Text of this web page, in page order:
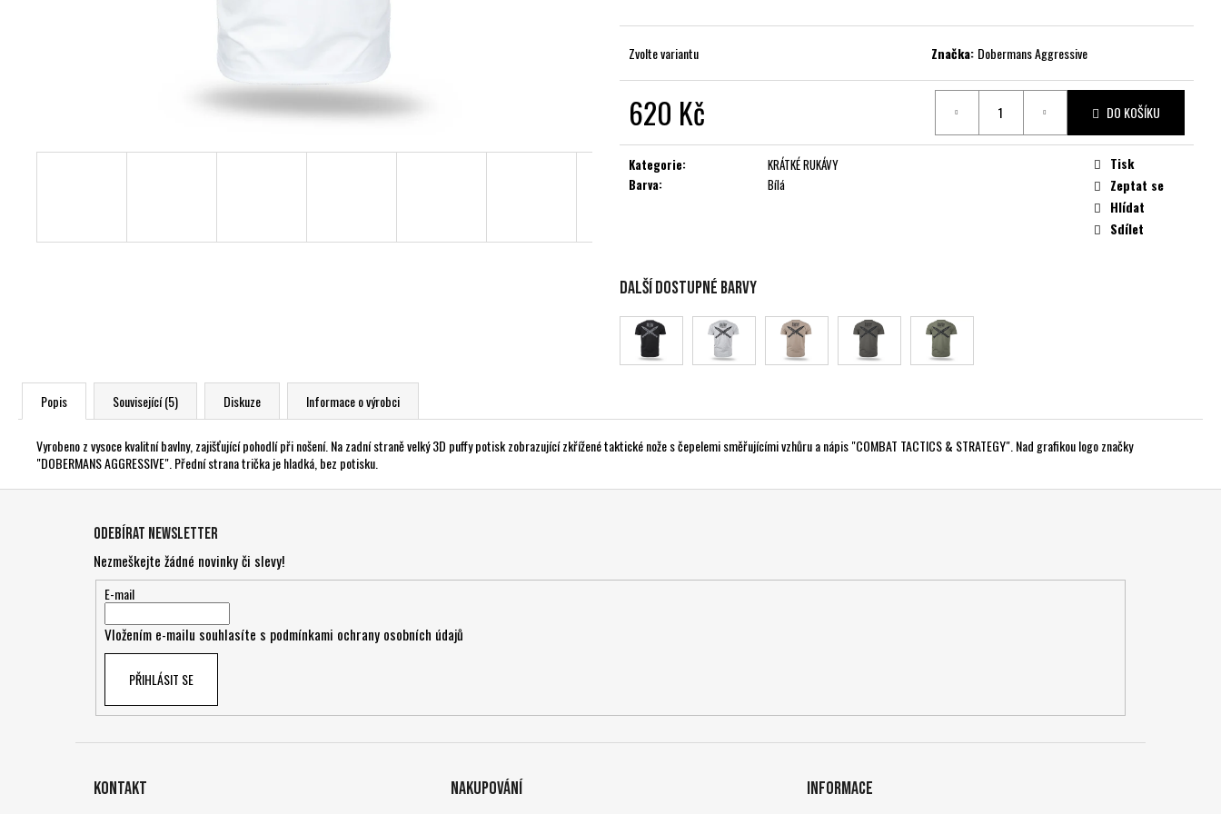
Zvolte variantu Značka: Dobermans Aggressive
620 Kč
cena:
DO KOŠÍKU
Kategorie:
KRÁTKÉ RUKÁVY
Barva: Bílá
Tisk
Zeptat se
Hlídat
Sdílet
Další dostupné barvy
Popis Související (5) Diskuze Informace o výrobci
Vyrobeno z vysoce kvalitní bavlny, zajišťující pohodlí při nošení. Na zadní straně velký 3D puffy potisk zobrazující zkřížené taktické nože s čepelemi směřujícími vzhůru a nápis "COMBAT TACTICS & STRATEGY". Nad grafikou logo značky
"DOBERMANS AGGRESSIVE". Přední strana trička je hladká, bez potisku.
Odebírat newsletter
Nezmeškejte žádné novinky či slevy!
E-mail
Vložením e-mailu souhlasíte s podmínkami ochrany osobních údajů
PŘIHLÁSIT SE
Kontakt Nakupování Informace